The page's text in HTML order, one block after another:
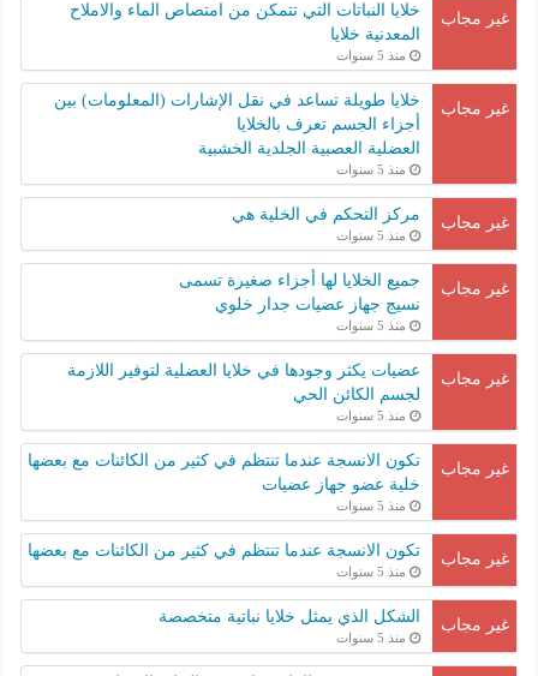
غير مجاب
خلايا النباتات التي تتمكن من امتصاص الماء والاملاح
المعدنية خلايا
منذ 5 سنوات
غير مجاب
خلايا طويلة تساعد في نقل الإشارات (المعلومات) بين
أجزاء الجسم تعرف بالخلايا
العضلية العصبية الجلدية الخشبية
منذ 5 سنوات
غير مجاب مركز التحكم في الخلية هي
منذ 5 سنوات
غير مجاب
جميع الخلايا لها أجزاء صغيرة تسمى
نسيج جهاز عضيات جدار خلوي
منذ 5 سنوات
غير مجاب
عضيات يكثر وجودها في خلايا العضلية لتوفير اللازمة
لجسم الكائن الحي
منذ 5 سنوات
غير مجاب
تكون الانسجة عندما تنتظم في كثير من الكائنات مع بعضها
خلية عضو جهاز عضيات
منذ 5 سنوات
غير مجاب تكون الانسجة عندما تنتظم في كثير من الكائنات مع بعضها
منذ 5 سنوات
غير مجاب الشكل الذي يمثل خلايا نباتية متخصصة
منذ 5 سنوات